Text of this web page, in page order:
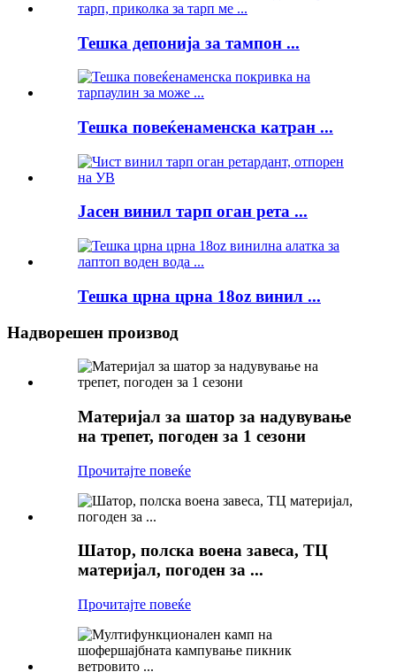
Тешка депонија за тампон ...
Тешка повеќенаменска катран ...
Јасен винил тарп оган рета ...
Тешка црна црна 18oz винил ...
Надворешен производ
Материјал за шатор за надувување
на трепет, погоден за 1 сезони
Прочитајте повеќе
Шатор, полска воена завеса, ТЦ
материјал, погоден за ...
Прочитајте повеќе